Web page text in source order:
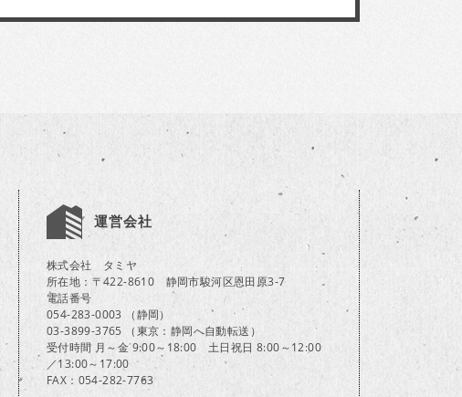
運営会社
株式会社 タミヤ
所在地：〒422-8610 静岡市駿河区恩田原3-7
電話番号
054-283-0003 （静岡）
03-3899-3765 （東京：静岡へ自動転送）
受付時間 月～金 9:00～18:00 土日祝日 8:00～12:00
／13:00～17:00
FAX：054-282-7763